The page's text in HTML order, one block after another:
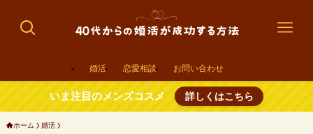
婚活 恋愛相談 お問い合わせ
いま注目のメンズコスメ 詳しくはこちら
ホーム 婚活